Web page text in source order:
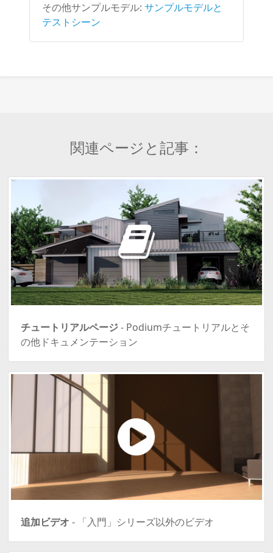
その他サンプルモデル: サンプルモデルと
テストシーン
関連ページと記事：
チュートリアルページ- Podiumチュートリアルとそ
の他ドキュメンテーション
追加ビデオ - 「入門」シリーズ以外のビデオ